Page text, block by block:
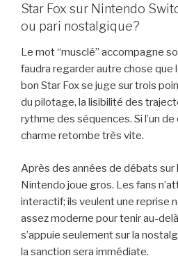
Star Fox sur Nintendo
ou pari nostalgique?
Le mot “musclé” accompagne
faudra regarder autre chose que
bon Star Fox se juge sur trois
du pilotage, la lisibilité des
rythme des séquences. Si l’un
charme retombe très vite.
Après des années de débats sur
Nintendo joue gros. Les fans
interactif; ils veulent une reprise
assez moderne pour tenir au-
s’appuie seulement sur la
la sanction sera immédiate.